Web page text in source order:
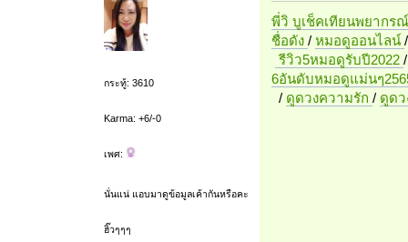
กระทู้: 3610
Karma: +6/-0
เพศ:
นั่นแน่ แอบมาดูข้อมูลเค้ากันหรือคะ
ฮิ๊วๆๆๆ
พี่วิ บูเช็คเทียนพยากร
ชื่อดัง / หมอดูออนไลน์
รีวิว5หมอดูรับปี2022
6อันดับหมอดูแม่นๆ
/ ดูดวงความรัก / ดูด